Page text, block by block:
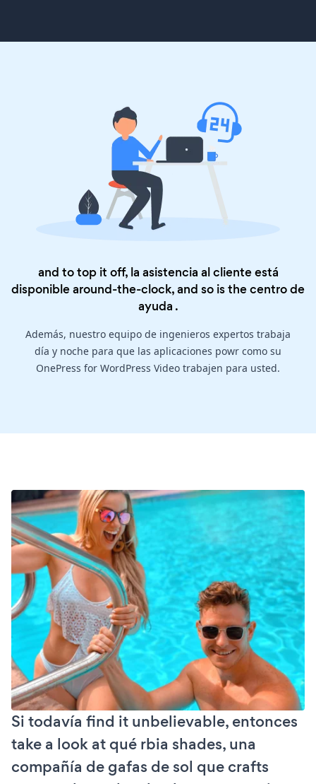
and to top it off, la asistencia al cliente está
disponible around-the-clock, and so is thecentro de
ayuda .
Además, nuestro equipo de ingenieros expertos trabaja
día y noche para que las aplicaciones powr como su
OnePress for WordPress Video trabajen para usted.
Si todavía find it unbelievable, entonces
take a look at qué rbia shades, una
compañía de gafas de sol que crafts